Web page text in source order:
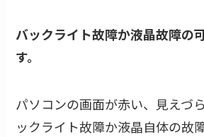
バックライト故障か液晶故障の
す。
パソコンの画面が赤い、見えづ
ックライト故障か液晶自体の故